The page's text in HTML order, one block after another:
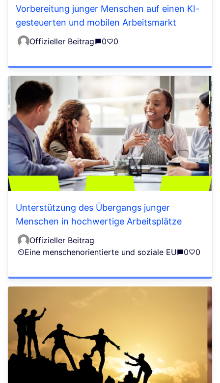
Vorbereitung junger Menschen auf einen KI-
gesteuerten und mobilen Arbeitsmarkt
Offizieller Beitrag 0 0
Unterstützung des Übergangs junger
Menschen in hochwertige Arbeitsplätze
Offizieller Beitrag
Eine menschenorientierte und soziale EU
0 0